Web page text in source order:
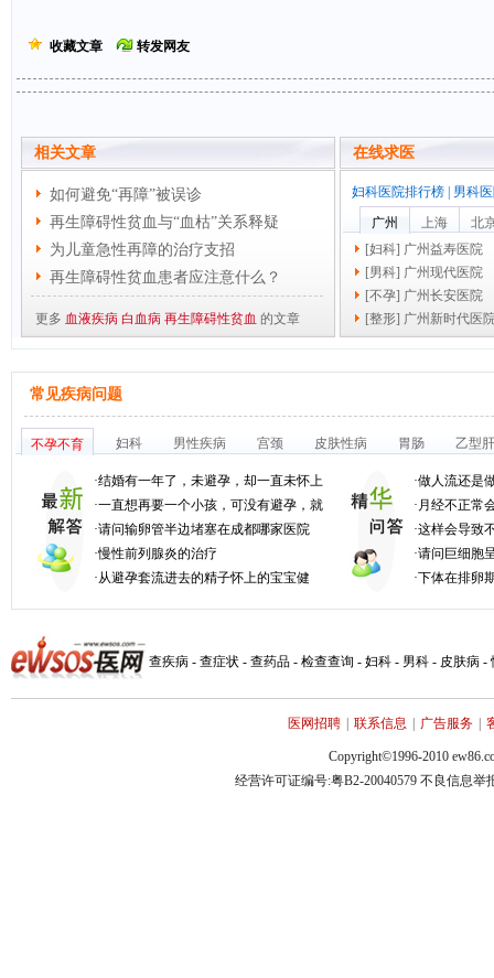
收藏文章 转发网友
相关文章
如何避免“再障”被误诊
再生障碍性贫血与“血枯”关系释疑
为儿童急性再障的治疗支招
再生障碍性贫血患者应注意什么？
更多 血液疾病 白血病 再生障碍性贫血 的文章
在线求医
妇科医院排行榜
男科
广州
上海
北
[妇科] 广州益寿医院
[男科] 广州现代医院
[不孕] 广州长安医院
[整形] 广州新时代医
常见疾病问题
不孕不育 妇科 男性疾病 宫颈 皮肤性病 胃肠 乙型
·结婚有一年了，未避孕，却一直未怀上
·一直想再要一个小孩，可没有避孕，就
·请问输卵管半边堵塞在成都哪家医院
·慢性前列腺炎的治疗
·从避孕套流进去的精子怀上的宝宝健
·做人流还是
· 月经不正常
·这样会导致
·请问巨细胞
·下体在排卵
查疾病 - 查症状 - 查药品 - 检查查询 - 妇科 - 男科 - 皮肤病 -
医网招聘 联系信息 广告服务
Copyright©1996-2010
经营许可证编号:粤B2-20040579 不良信息举